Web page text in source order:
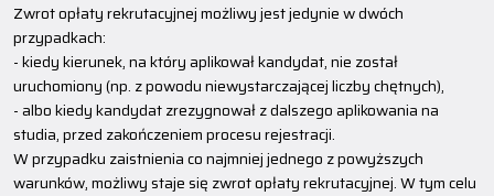
Zwrot opłaty rekrutacyjnej możliwy jest jedynie w dwóch
przypadkach:
- kiedy kierunek, na który aplikował kandydat, nie został
uruchomiony (np. z powodu niewystarczającej liczby chętnych),
- albo kiedy kandydat zrezygnował z dalszego aplikowania na
studia, przed zakończeniem procesu rejestracji.
W przypadku zaistnienia co najmniej jednego z powyższych
warunków, możliwy staje się zwrot opłaty rekrutacyjnej. W tym celu